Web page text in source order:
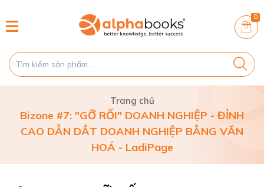
0
Trang chủ
Bizone #7: "GỠ RỐI" DOANH NGHIỆP - ĐỈNH
CAO DẪN DẮT DOANH NGHIỆP BẰNG VĂN
HOÁ - LadiPage